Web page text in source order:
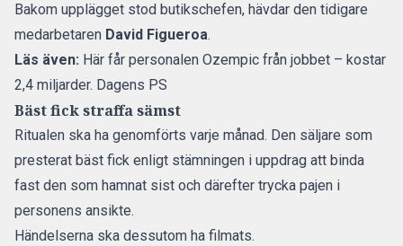
Bakom upplägget stod butikschefen, hävdar den tidigare
medarbetaren David Figueroa.
Läs även: Här får personalen Ozempic från jobbet – kostar
2,4 miljarder. Dagens PS
Bäst fick straffa sämst
Ritualen ska ha genomförts varje månad. Den säljare som
presterat bäst fick enligt stämningen i uppdrag att binda
fast den som hamnat sist och därefter trycka pajen i
personens ansikte.
Händelserna ska dessutom ha filmats.